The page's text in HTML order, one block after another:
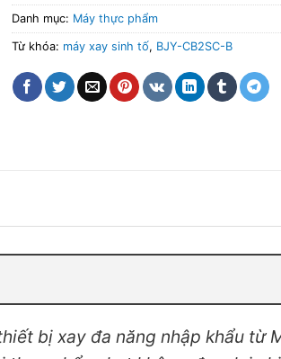
Danh mục: Máy thực phẩm
Từ khóa: máy xay sinh tố, BJY-CB2SC-B
bị xay đa năng nhập khẩu từ